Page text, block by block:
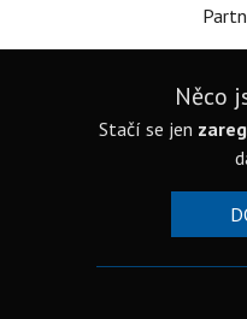
Něco
Stačí se jen